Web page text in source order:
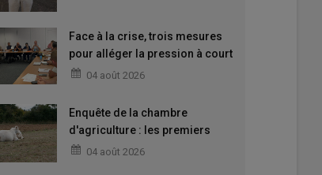
Face à la crise, trois mesures
pour alléger la pression à court
terme04 août 2026
Enquête de la chambre
d'agriculture : les premiers
enseignements
04 août 2026